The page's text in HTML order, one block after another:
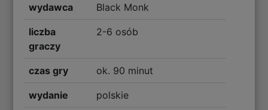
wydawca Black Monk
liczba
graczy
2-6 osób
czas gry ok. 90 minut
wydanie polskie